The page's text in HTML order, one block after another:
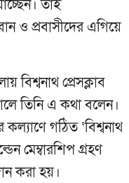
তাই
ও প্রবাসীদের এগিয়ে
বিশ্বনাথ প্রেসক্লাব
তিনি এ কথা বলেন।
কল্যাণে গঠিত ‘বিশ্বনাথ
মেম্বারশিপ গ্রহণ
করা হয়।